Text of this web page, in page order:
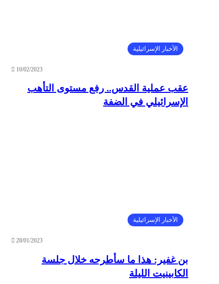
الأخبار الإسرائيلية
10/02/2023
عقب عملية القدس.. رفع مستوى التأهب
الإسرائيلي في الضفة
الأخبار الإسرائيلية
28/01/2023
بن غفير: هذا ما سأطرحه خلال جلسة
الكابينيت الليلة